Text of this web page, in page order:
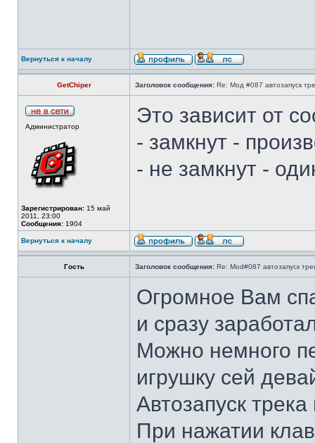
Вернуться к началу
GetChiper Заголовок сообщения: Re: Мод #087 автозапуск
Администратор
Зарегистрирован: 15 май
2011, 23:00
Сообщения: 1904
Это зависит от
- замкнут -
- не замкнут -
Вернуться к началу
Гость Заголовок сообщения: Re: Mod#087 автозапуск
Огромное Вам
и сразу
Можно немного
игрушку сей
Автозапуск
При нажатии